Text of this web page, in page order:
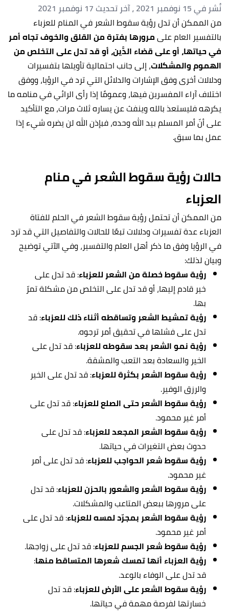
نُشر في 15 نوفمبر 2021
، آخر تحديث 17 نوفمبر 2021
من الممكن أن تدل رؤية سقوط الشعر في المنام للعزباء
بالتفسير العام علىمرورها بفترة من القلق والخوف تجاه أمر
فيحياتها، أو على قضاء الدَّين، أو قد تدل على التخلص من
الهموم والمشكلات، إلى جانب احتمالية تأويلها بتفسيرات
ودلالات أخرى وفق الإشارات والدلائل التي ترد في الرؤيا، ووفق
اختلاف آراء المفسرين فيها، وعمومًا إذا رأى الرائي في منامه ما
يكرهه فليستعذ بالله وينفث عن يساره ثلاث مرات، مع التأكيد
على أنّ أمر المسلم بيد الله وحده، فبإذن الله لن يضره شيء إذا
عمل بما سبق.
حالات رؤية سقوط الشعر في منام
العزباء
من الممكن أن تحتمل رؤيةسقوط الشعر في الحلمللفتاة
العزباء عدة تفسيرات ودلالات تبعًا للحالات والتفاصيل التي قد ترد
في الرؤيا وفق ما ذكر أهل العلم والتفسير، وفي الآتي توضيح
وبيان لذلك:
رؤية سقوط خصلة من الشعر للعزباء: قد تدل على
خير قادم إليها، أو قد تدل على التخلص من مشكلة تمرّ
بها.
رؤية تمشيط الشعر وتساقطه أثناء ذلك للعزباء: قد
تدل على فشلها في تحقيق أمر ترجوه.
رؤية نمو الشعر بعد سقوطه للعزباء: قد تدل على
الخير والسعادة بعد التعب والمشقة.
رؤية سقوط الشعر بكثرة للعزباء: قد تدل على الخير
والرزق الوفير.
رؤية سقوط الشعرحتى الصلع للعزباء: قد تدل على
أمر غير محمود.
رؤية سقوط الشعر المجعد للعزباء: قد تدل على
حدوث بعض التغيرات في حياتها.
رؤية سقوط شعر الحواجب للعزباء: قد تدل على أمر
غير محمود.
رؤية سقوط الشعر والشعور بالحزن للعزباء: قد تدل
على مرورها ببعض المتاعب والمشكلات.
رؤية سقوط الشعر بمجرّد لمسه للعزباء: قد تدل على
أمر غير محمود.
رؤية سقوط شعر الجسم للعزباء: قد تدل على زواجها.
رؤية العزباء أنها تمسك شعرها المتساقط منها:
قد تدل على الوفاء بالوعد.
رؤية سقوط الشعر على الأرض للعزباء: قد تدل
خسارتها لفرصة مهمة في حياتها.